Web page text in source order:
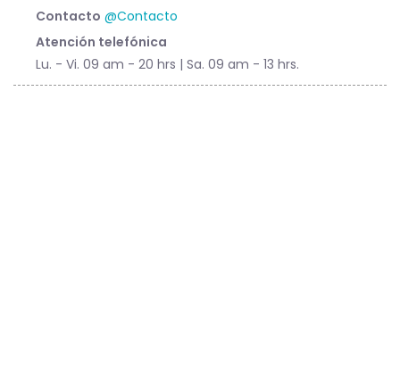
Contacto @Contacto
Atención telefónica
Lu. - Vi. 09 am - 20 hrs | Sa. 09 am - 13 hrs.